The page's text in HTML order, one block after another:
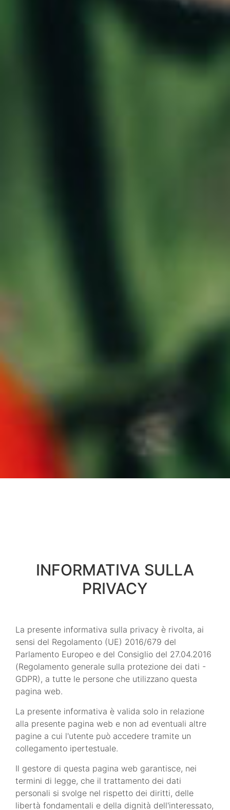
INFORMATIVA SULLA
PRIVACY
La presente informativa sulla privacy è rivolta, ai
sensi del Regolamento (UE) 2016/679 del
Parlamento Europeo e del Consiglio del 27.04.2016
(Regolamento generale sulla protezione dei dati -
GDPR), a tutte le persone che utilizzano questa
pagina web.
La presente informativa è valida solo in relazione
alla presente pagina web e non ad eventuali altre
pagine a cui l'utente può accedere tramite un
collegamento ipertestuale.
Il gestore di questa pagina web garantisce, nei
termini di legge, che il trattamento dei dati
personali si svolge nel rispetto dei diritti, delle
libertà fondamentali e della dignità dell'interessato,